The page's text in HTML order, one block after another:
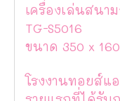
เครื่องเล่นสนา
TG-S5016
ขนาด 350 x
โรงงานทอยส์